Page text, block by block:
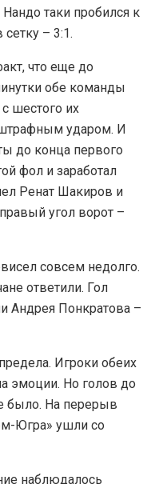
таки пробился к
– 3:1.
что еще до
обе команды
шестого их
ударом. И
до конца первого
фол и заработал
Ренат Шакиров и
угол ворот –
совсем недолго.
ответили. Гол
Андрея Понкратова –
Игроки обеих
эмоции. Но голов до
было. На перерыв
Югра» ушли со
наблюдалось